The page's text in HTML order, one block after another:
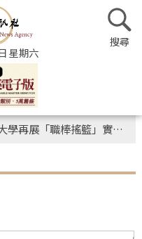
星期六
展「職棒搖籃」實力 3將獲中職指名